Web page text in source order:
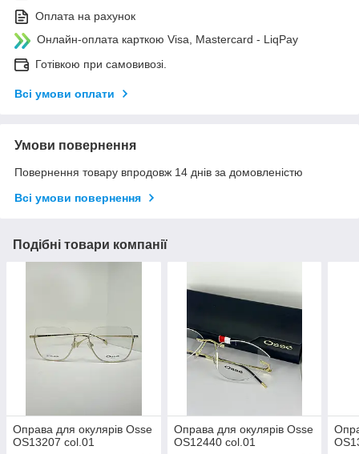
Оплата на рахунок
Онлайн-оплата карткою Visa, Mastercard - LiqPay
Готівкою при самовивозі.
Всі умови оплати
Умови повернення
Повернення товару впродовж 14 днів за домовленістю
Всі умови повернення
Подібні товари компанії
Оправа для окулярів Osse
OS13207 col.01
Оправа для окулярів Osse
OS12440 col.01